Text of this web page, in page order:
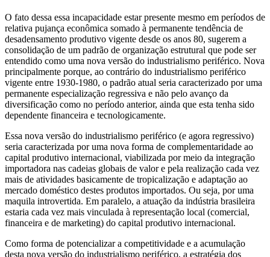
O fato dessa essa incapacidade estar presente mesmo em períodos de
relativa pujança econômica somado à permanente tendência de
desadensamento produtivo vigente desde os anos 80, sugerem a
consolidação de um padrão de organização estrutural que pode ser
entendido como uma nova versão do industrialismo periférico. Nova
principalmente porque, ao contrário do industrialismo periférico
vigente entre 1930-1980, o padrão atual seria caracterizado por uma
permanente especialização regressiva e não pelo avanço da
diversificação como no período anterior, ainda que esta tenha sido
dependente financeira e tecnologicamente.
Essa nova versão do industrialismo periférico (e agora regressivo)
seria caracterizada por uma nova forma de complementaridade ao
capital produtivo internacional, viabilizada por meio da integração
importadora nas cadeias globais de valor e pela realização cada vez
mais de atividades basicamente de tropicalização e adaptação ao
mercado doméstico destes produtos importados. Ou seja, por uma
maquila introvertida. Em paralelo, a atuação da indústria brasileira
estaria cada vez mais vinculada à representação local (comercial,
financeira e de marketing) do capital produtivo internacional.
Como forma de potencializar a competitividade e a acumulação
desta nova versão do industrialismo periférico, a estratégia dos